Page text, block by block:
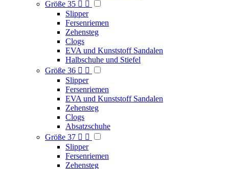
Größe 35  
Slipper
Fersenriemen
Zehensteg
Clogs
EVA und Kunststoff Sandalen
Halbschuhe und Stiefel
Größe 36  
Slipper
Fersenriemen
EVA und Kunststoff Sandalen
Zehensteg
Clogs
Absatzschuhe
Größe 37  
Slipper
Fersenriemen
Zehensteg